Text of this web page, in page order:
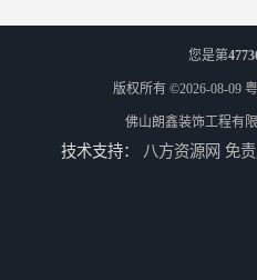
您是第
版权所有 ©2026-08-09
佛山朗鑫装饰工程有
技术支持： 八方资源网 免